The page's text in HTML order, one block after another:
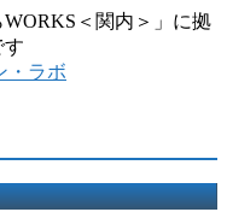
＜関内＞」に拠
す
・ラボ